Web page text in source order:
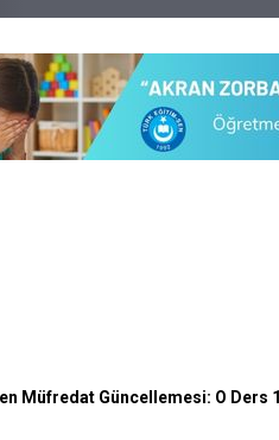
Müfredat Güncellemesi: O Ders